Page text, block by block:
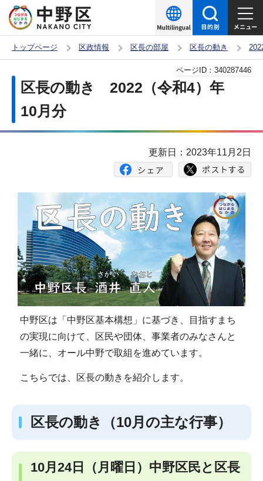
の
ー
トップページ 区政情報 区長の部屋 区長の動き
か
区長の動き 2022（令和4）年
10月分
ページID： 340287446
更新日：2023年11月2日
中野区は「中野区基本構想」に基づき、目指すまち
の実現に向けて、区民や団体、事業者のみなさんと
一緒に、オール中野で取組を進めています。
こちらでは、区長の動きを紹介します。
区長の動き（10月の主な行事）
10月24日（月曜日）中野区民と区長